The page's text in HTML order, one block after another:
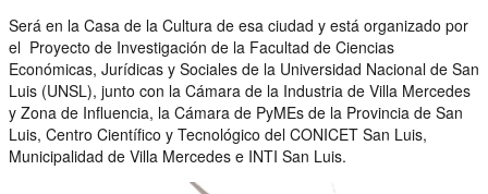
Será en la Casa de la Cultura de esa ciudad y está organizado por
el Proyecto de Investigación de la Facultad de Ciencias
Económicas, Jurídicas y Sociales de la Universidad Nacional de San
Luis (UNSL), junto con la Cámara de la Industria de Villa Mercedes
y Zona de Influencia, la Cámara de PyMEs de la Provincia de San
Luis, Centro Científico y Tecnológico del CONICET San Luis,
Municipalidad de Villa Mercedes e INTI San Luis.